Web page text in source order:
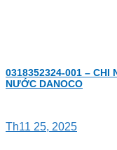
0318352324-001 – CHI
NƯỚC DANOCO
Th11 25, 2025